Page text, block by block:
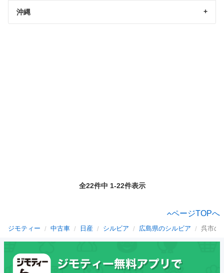
沖縄
全22件中 1-22件表示
ページTOPへ
ジモティー 中古車 日産 シルビア 広島県のシルビア 呉市の